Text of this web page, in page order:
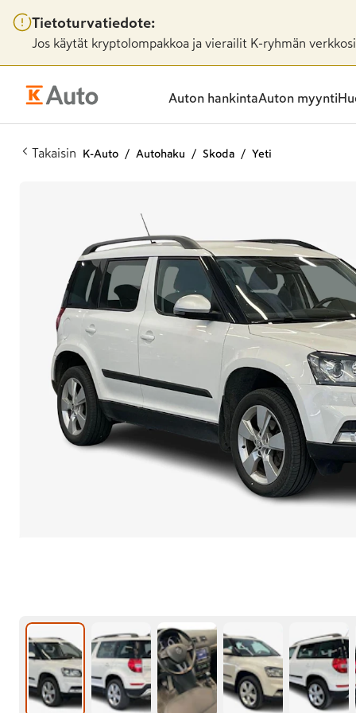
Tietoturvatiedote:
Jos käytät kryptolompakkoa ja vierailit K-ryhmän
Auton hankintaAuton myynti
Takaisin K-Auto Autohaku Skoda Yeti